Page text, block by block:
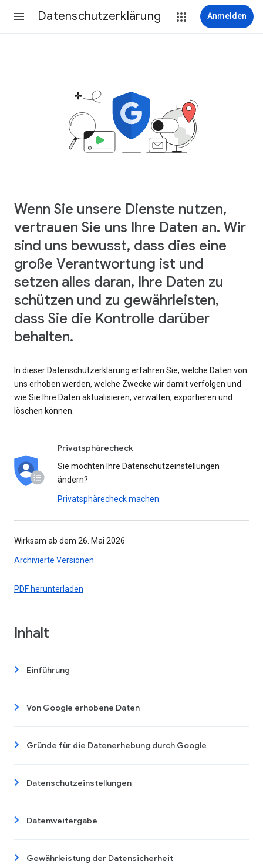
Datenschutzerklärung Anmelden
Wenn Sie unsere Dienste nutzen,
vertrauen Sie uns Ihre Daten an. Wir
sind uns bewusst, dass dies eine
große Verantwortung ist und
setzen alles daran, Ihre Daten zu
schützen und zu gewährleisten,
dass Sie die Kontrolle darüber
behalten.
In dieser Datenschutzerklärung erfahren Sie, welche Daten von
uns erhoben werden, welche Zwecke wir damit verfolgen und
wie Sie Ihre Daten aktualisieren, verwalten, exportieren und
löschen können.
Privatsphärecheck
Sie möchten Ihre Datenschutzeinstellungen
ändern?
Privatsphärecheck machen
Wirksam ab dem 26. Mai 2026
Archivierte Versionen
PDF herunterladen
Inhalt
Einführung
Von Google erhobene Daten
Gründe für die Datenerhebung durch Google
Datenschutzeinstellungen
Datenweitergabe
Gewährleistung der Datensicherheit